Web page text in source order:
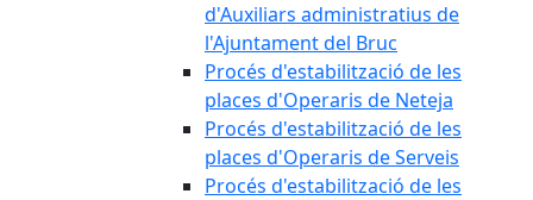
d'Auxiliars administratius de
l'Ajuntament del Bruc
Procés d'estabilització de les
places d'Operaris de Neteja
Procés d'estabilització de les
places d'Operaris de Serveis
Procés d'estabilització de les